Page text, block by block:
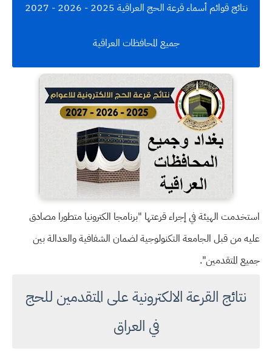
نتائج قوائم أسماء قرعة الحج العراقية 2025 - 2026 - 2027
جميع المحافظات العراقية
استخدمت الهيئة في إجراء قرعتها "برنامجا الكترونيا متطورا مصادق
عليه من قبل الجامعة التكنولوجية لضمان الشفافية والعدالة بين
جميع المتقدمين".
نتائج القرعة الالكترونية على المتقدمين للحج
في العراق